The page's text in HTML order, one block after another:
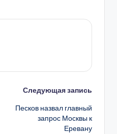
Следующая запись
Песков назвал главный
запрос Москвы к
Еревану